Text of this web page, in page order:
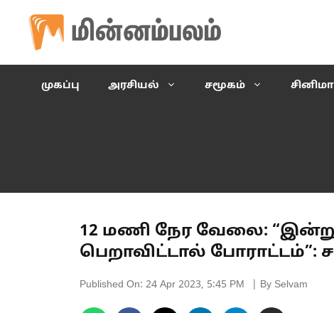
content
முகப்பு அரசியல் சமூகம் சினிமா
12 மணி நேர வேலை:
பெறாவிட்டால் போராட்டம்”:
Published On: 24 Apr 2023, 5:45 PM | By Selvam